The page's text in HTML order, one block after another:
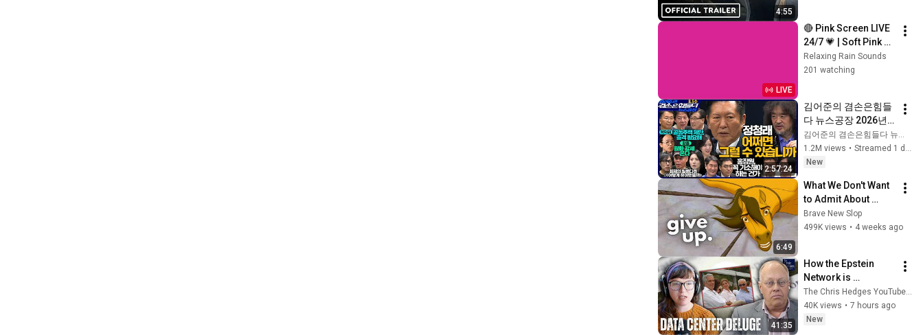
4:55
LIVE
🔴 Pink Screen LIVE
24/7 💗 | Soft Pink
Glow For Deep
Sleep & Relaxation |
Relaxing Rain Sounds
201 watching
2:57:24
김어준의 겸손은힘들
다 뉴스공장 2026년 8
월 5일 수요일 [곽상
준, 정청래, 홍사훈X주
진우X오혁진X손병호,
업, 영화공장]
김어준의 겸손은힘들다 뉴스공장
1.2M views •
Streamed 1 day ago
New
6:49
What We Don't Want
to Admit About
Modern Men
Brave New Slop
499K views • 4 weeks ago
41:35
How the Epstein
Network is
Privatizing Govt &
Building the
Surveillance
The Chris Hedges YouTube Channel
40K views • 7 hours ago
New